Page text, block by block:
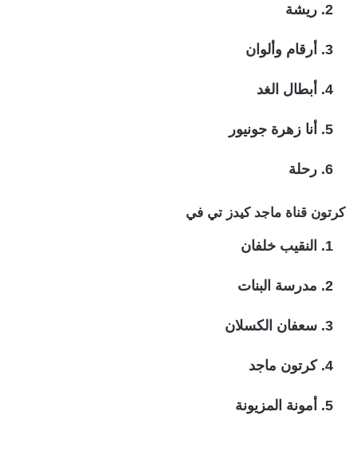
ريشة
أرقام وألوان
أبطال الغد
أنا زهرة جونيور
رحلة
كرتون قناة ماجد كيدز تي في
النقيب خلفان
مدرسة البنات
سعفان الكسلان
كرتون ماجد
أمونة المزيونة